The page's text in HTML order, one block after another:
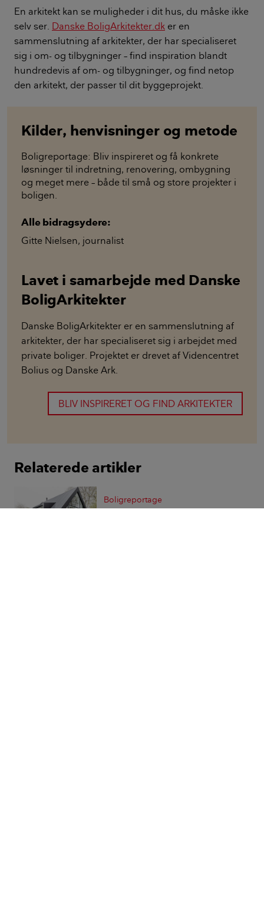
En arkitekt kan se muligheder i dit hus, du måske ikke
selv ser. Danske BoligArkitekter.dk er en
sammenslutning af arkitekter, der har specialiseret
sig i om- og tilbygninger – find inspiration blandt
hundredevis af om- og tilbygninger, og find netop
den arkitekt, der passer til dit byggeprojekt.
Kilder, henvisninger og metode
Boligreportage: Bliv inspireret og få konkrete
løsninger til indretning, renovering, ombygning
og meget mere – både til små og store projekter i
boligen.
Alle bidragsydere:
Gitte Nielsen, journalist
Lavet i samarbejde med Danske
BoligArkitekter
Danske BoligArkitekter er en sammenslutning af
arkitekter, der har specialiseret sig i arbejdet med
private boliger. Projektet er drevet af Videncentret
Bolius og Danske Ark.
BLIV INSPIRERET OG FIND ARKITEKTER
Relaterede artikler
Boligreportage